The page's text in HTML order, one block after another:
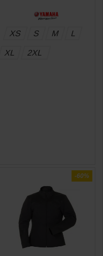
XS S M L
XL 2XL
-60%